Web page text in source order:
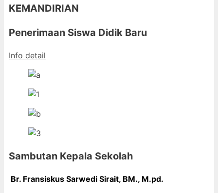
KEMANDIRIAN
Penerimaan Siswa Didik Baru
Info detail
Sambutan Kepala Sekolah
Br. Fransiskus Sarwedi Sirait, BM., M.pd.